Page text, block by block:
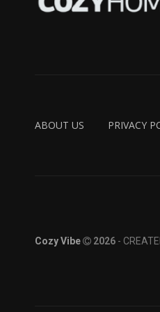
ABOUT US PRIVACY
Cozy Vibe 2026 -